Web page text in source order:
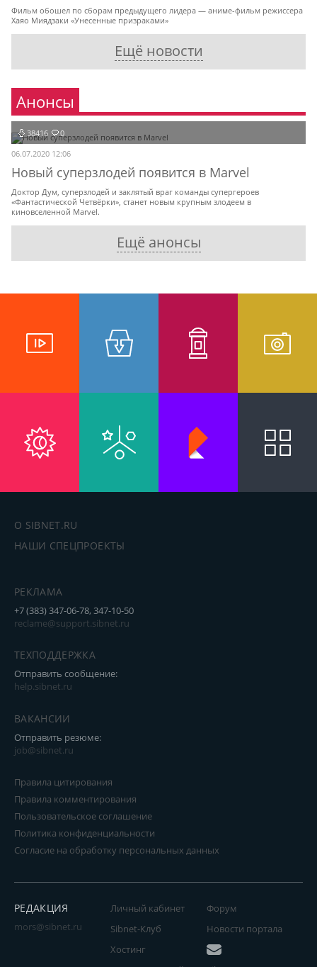
Фильм обошел по сборам предыдущего лидера — аниме-фильм режиссера
Хаяо Миядзаки «Унесенные призраками»
Ещё новости
Анонсы
38416 0
06.07.2020 12:06
Новый суперзлодей появится в Marvel
Доктор Дум, суперзлодей и заклятый враг команды супергероев
«Фантастической Четвёрки», станет новым крупным злодеем в
киновселенной Marvel.
Ещё анонсы
О SIBNET.RU
НАШИ СПЕЦПРОЕКТЫ
РЕКЛАМА
+7 (383) 347-06-78, 347-10-50
reclame@support.sibnet.ru
ТЕХПОДДЕРЖКА
Отправить сообщение:
help.sibnet.ru
ВАКАНСИИ
Отправить резюме:
job@sibnet.ru
Правила цитирования
Правила комментирования
Пользовательское соглашение
Политика конфиденциальности
Согласие на обработку персональных данных
РЕДАКЦИЯ
mors@sibnet.ru
Личный кабинет
Sibnet-Клуб
Форум
Новости портала
Хостинг